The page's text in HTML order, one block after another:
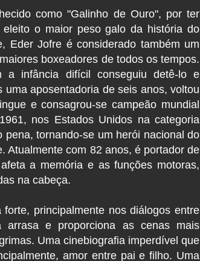
como "Galinho de Ouro", por ter
eleito o maior peso galo da história do
Eder Jofre é considerado também um
boxeadores de todos os tempos.
a infância difícil conseguiu detê-lo e
uma aposentadoria de seis anos, voltou
e consagrou-se campeão mundial
nos Estados Unidos na categoria
pena, tornando-se um herói nacional do
Atualmente com 82 anos, é portador de
a memória e as funções motoras,
na cabeça.
principalmente nos diálogos entre
e proporciona as cenas mais
Uma cinebiografia imperdível que
amor entre pai e filho. Uma